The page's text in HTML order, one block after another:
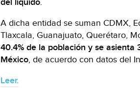
del líquido.
A dicha entidad se suman CDMX,
Tlaxcala, Guanajuato, Querétaro,
40.4% de la población y se
México, de acuerdo con datos del
Leer.